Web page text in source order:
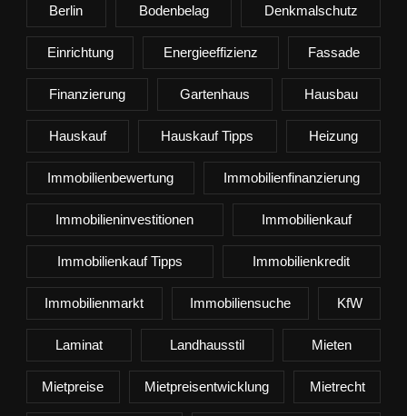
Berlin Bodenbelag Denkmalschutz
Einrichtung Energieeffizienz Fassade
Finanzierung Gartenhaus Hausbau
Hauskauf Hauskauf Tipps Heizung
Immobilienbewertung Immobilienfinanzierung
Immobilieninvestitionen Immobilienkauf
Immobilienkauf Tipps Immobilienkredit
Immobilienmarkt Immobiliensuche KfW
Laminat Landhausstil Mieten
Mietpreise Mietpreisentwicklung Mietrecht